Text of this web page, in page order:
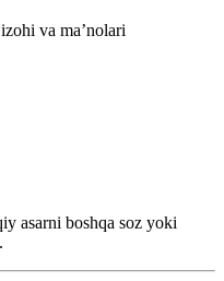
va ma’nolari
asarni boshqa soz yoki